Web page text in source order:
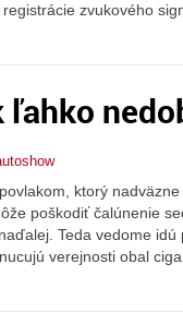
zvukového
ľahko
ktorý
poškodiť čalúnenie
Teda vedome
verejnosti obal